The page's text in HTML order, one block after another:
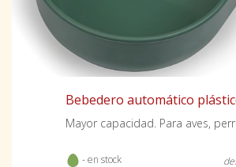
Bebedero automático
Mayor capacidad. Para aves,
- en stock